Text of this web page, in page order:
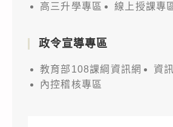
高三升學專區
線上授課專
政令宣導專區
教育部108課綱資訊網
資
內控稽核專區